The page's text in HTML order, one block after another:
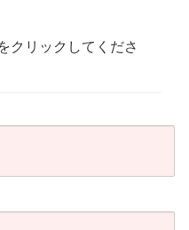
クリックしてくださ